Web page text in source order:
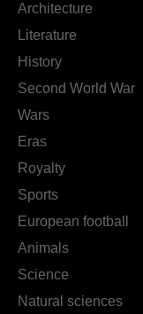
Architecture
Literature
History
Second World War
Wars
Eras
Royalty
Sports
European football
Animals
Science
Natural sciences